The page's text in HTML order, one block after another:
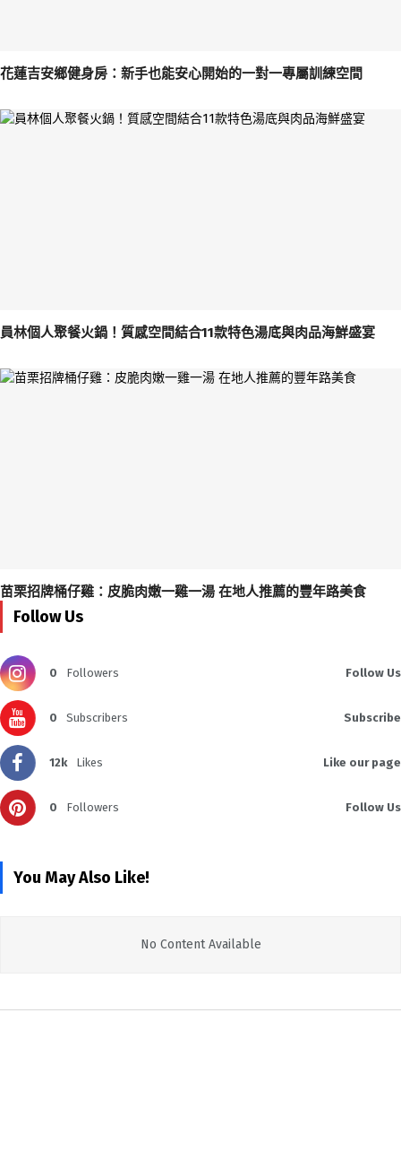
花蓮吉安鄉健身房：新手也能安心開始的一對一專屬訓練空間
員林個人聚餐火鍋！質感空間結合11款特色湯底與肉品海鮮盛宴
苗栗招牌桶仔雞：皮脆肉嫩一雞一湯 在地人推薦的豐年路美食
Follow Us
0 Followers Follow Us
0 Subscribers Subscribe
12k Likes Like our page
0 Followers Follow Us
You May Also Like!
No Content Available